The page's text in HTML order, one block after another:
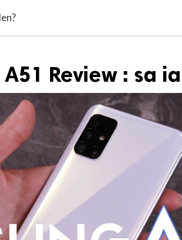
Review : sa